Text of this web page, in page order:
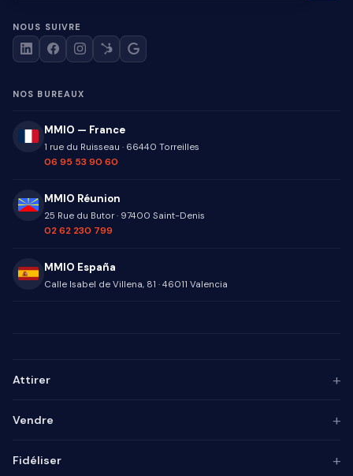
NOUS SUIVRE
NOS BUREAUX
MMIO — France
1 rue du Ruisseau · 66440 Torreilles
06 95 53 90 60
MMIO Réunion
25 Rue du Butor· 97400 Saint-Denis
02 62 230 799
MMIO España
Calle Isabel de Villena, 81 · 46011 Valencia
Attirer +
Marketing de contenu
Agence GEO
Vendre +
Alignement mktg-vente
Fidéliser +